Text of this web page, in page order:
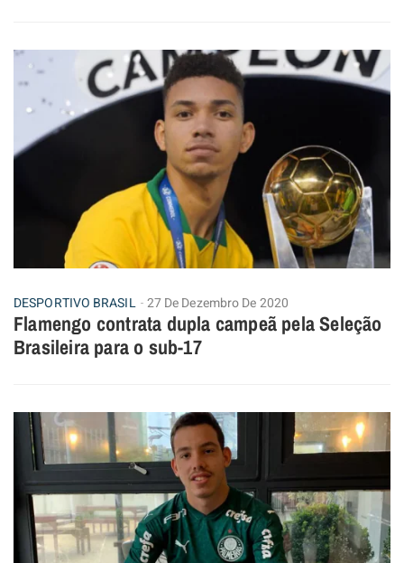
DESPORTIVO BRASIL 27 De Dezembro De 2020
Flamengo contrata dupla campeã pela Seleção
Brasileira para o sub-17